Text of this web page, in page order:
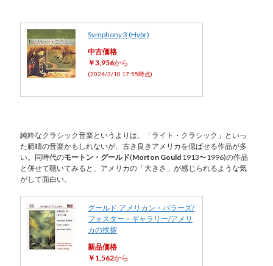
Symphony 3 (Hybr)
中古価格
￥3,956から
(2024/3/10 17:55時点)
純粋なクラシック音楽というよりは、「ライト・クラシック」といっ
た範疇の音楽かもしれないが、古き良きアメリカを偲ばせる作品が多
い。同時代のモートン・グールド(Morton Gould 1913〜1996)の作品
と併せて聴いてみると、アメリカの「大きさ」が感じられるような気
がして面白い。
グールド:アメリカン・バラーズ/
フォスター・ギャラリー/アメリ
カの挨拶
新品価格
￥1,562から